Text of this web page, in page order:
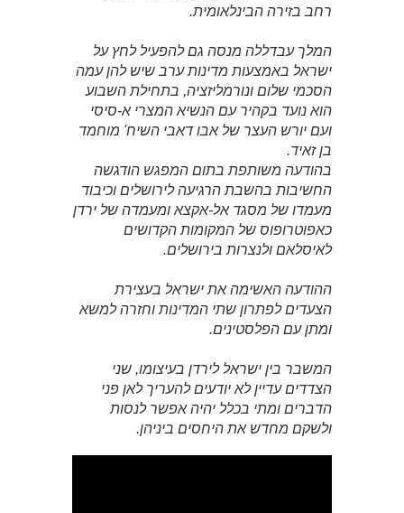
רחב בזירה הבינלאומית.
המלך עבדללה מנסה גם להפעיל לחץ על
ישראל באמצעות מדינות ערב שיש להן עמה
הסכמי שלום ונורמליזציה, בתחילת השבוע
הוא נועד בקהיר עם הנשיא המצרי א-סיסי
ועם יורש העצר של אבו דאבי השיח' מוחמד
בן זאיד.
בהודעה משותפת בתום המפגש הודגשה
החשיבות בהשבת הרגיעה לירושלים וכיבוד
מעמדו של מסגד אל-אקצא ומעמדה של ירדן
כאפוטרופוס של המקומות הקדושים
לאיסלאם ולנצרות בירושלים.
ההודעה האשימה את ישראל בעצירת
הצעדים לפתרון שתי המדינות וחזרה למשא
ומתן עם הפלסטינים.
המשבר בין ישראל לירדן בעיצומו, שני
הצדדים עדיין לא יודעים להעריך לאן פני
הדברים ומתי בכלל יהיה אפשר לנסות
ולשקם מחדש את היחסים ביניהן.